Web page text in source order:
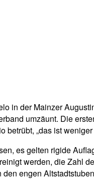
in der Mainzer
umzäunt. Die
betrübt, „das ist
es gelten rigide
werden, die Zahl
engen